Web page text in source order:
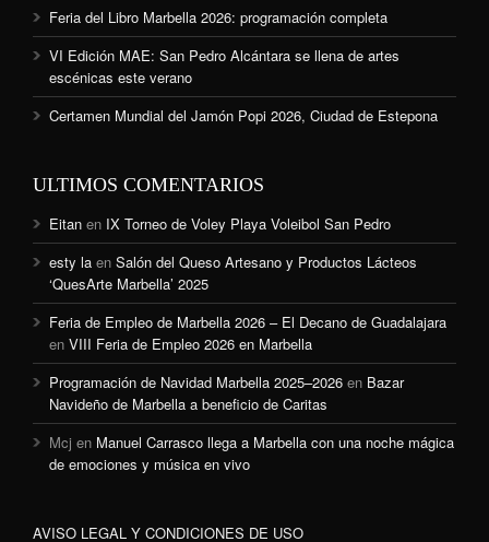
Feria del Libro Marbella 2026: programación completa
VI Edición MAE: San Pedro Alcántara se llena de artes
escénicas este verano
Certamen Mundial del Jamón Popi 2026, Ciudad de Estepona
ULTIMOS COMENTARIOS
Eitan en IX Torneo de Voley Playa Voleibol San Pedro
esty la en Salón del Queso Artesano y Productos Lácteos
‘QuesArte Marbella’ 2025
Feria de Empleo de Marbella 2026 – El Decano de Guadalajara
en VIII Feria de Empleo 2026 en Marbella
Programación de Navidad Marbella 2025–2026 en Bazar
Navideño de Marbella a beneficio de Caritas
Mcj en Manuel Carrasco llega a Marbella con una noche mágica
de emociones y música en vivo
AVISO LEGAL Y CONDICIONES DE USO